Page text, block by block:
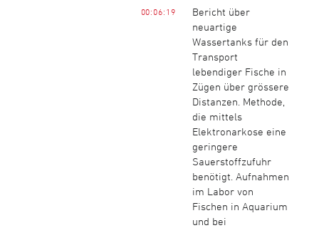
00:06:19
Bericht über
neuartige
Wassertanks für den
Transport
lebendiger Fische in
Zügen über grössere
Distanzen. Methode,
die mittels
Elektronarkose eine
geringere
Sauerstoffzufuhr
benötigt. Aufnahmen
im Labor von
Fischen in Aquarium
und bei